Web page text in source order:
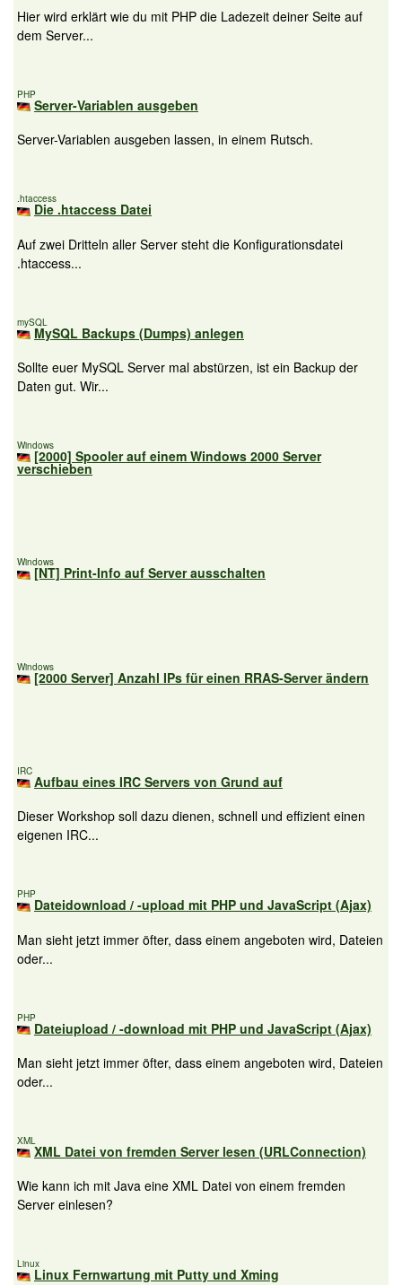
Hier wird erklärt wie du mit PHP die Ladezeit deiner Seite auf
dem Server...
PHP
Server-Variablen ausgeben
Server-Variablen ausgeben lassen, in einem Rutsch.
.htaccess
Die .htaccess Datei
Auf zwei Dritteln aller Server steht die Konfigurationsdatei
.htaccess...
mySQL
MySQL Backups (Dumps) anlegen
Sollte euer MySQL Server mal abstürzen, ist ein Backup der
Daten gut. Wir...
Windows
[2000] Spooler auf einem Windows 2000 Server
verschieben
Windows
[NT] Print-Info auf Server ausschalten
Windows
[2000 Server] Anzahl IPs für einen RRAS-Server ändern
IRC
Aufbau eines IRC Servers von Grund auf
Dieser Workshop soll dazu dienen, schnell und effizient einen
eigenen IRC...
PHP
Dateidownload / -upload mit PHP und JavaScript (Ajax)
Man sieht jetzt immer öfter, dass einem angeboten wird, Dateien
oder...
PHP
Dateiupload / -download mit PHP und JavaScript (Ajax)
Man sieht jetzt immer öfter, dass einem angeboten wird, Dateien
oder...
XML
XML Datei von fremden Server lesen (URLConnection)
Wie kann ich mit Java eine XML Datei von einem fremden
Server einlesen?
Linux
Linux Fernwartung mit Putty und Xming